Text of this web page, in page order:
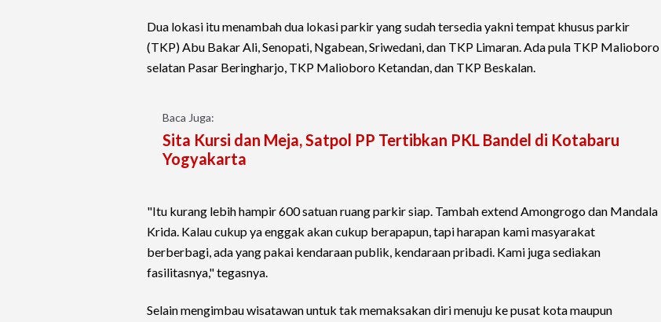
Dua lokasi itu menambah dua lokasi parkir yang sudah tersedia yakni tempat khusus parkir
(TKP) Abu Bakar Ali, Senopati, Ngabean, Sriwedani, dan TKP Limaran. Ada pula TKP Malioboro
selatan Pasar Beringharjo, TKP Malioboro Ketandan, dan TKP Beskalan.
Baca Juga:
Sita Kursi dan Meja, Satpol PP Tertibkan PKL Bandel di Kotabaru
Yogyakarta
"Itu kurang lebih hampir 600 satuan ruang parkir siap. Tambah extend Amongrogo dan Mandala
Krida. Kalau cukup ya enggak akan cukup berapapun, tapi harapan kami masyarakat
berberbagi, ada yang pakai kendaraan publik, kendaraan pribadi. Kami juga sediakan
fasilitasnya," tegasnya.
Selain mengimbau wisatawan untuk tak memaksakan diri menuju ke pusat kota maupun